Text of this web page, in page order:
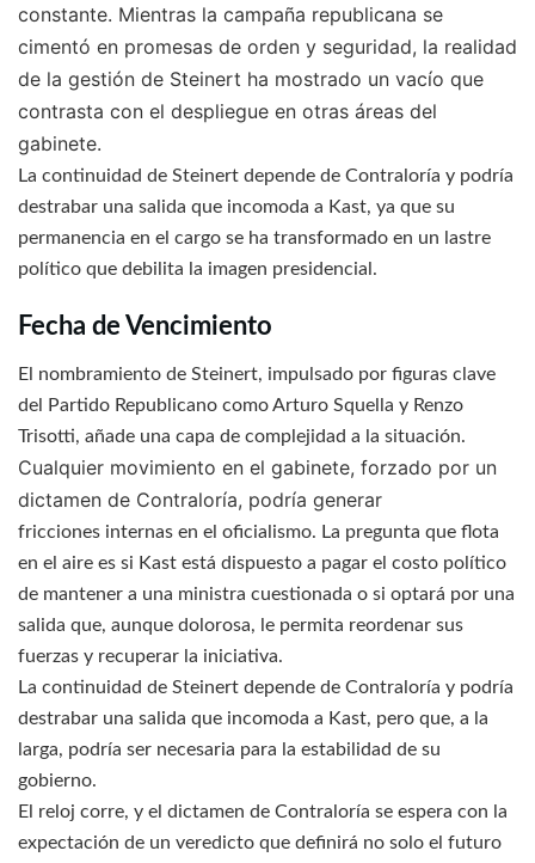
constante. Mientras la campaña republicana se
cimentó en promesas de orden y seguridad, la realidad
de la gestión de Steinert ha mostrado un vacío que
contrasta con el despliegue en otras áreas del
gabinete.
La continuidad de Steinert depende de Contraloría y podría
destrabar una salida que incomoda a Kast, ya que su
permanencia en el cargo se ha transformado en un lastre
político que debilita la imagen presidencial.
Fecha de Vencimiento
El nombramiento de Steinert, impulsado por figuras clave
del Partido Republicano como Arturo Squella y Renzo
Trisotti, añade una capa de complejidad a la situación.
Cualquier movimiento en el gabinete, forzado por un
dictamen de Contraloría, podría generar
fricciones internas en el oficialismo. La pregunta que flota
en el aire es si Kast está dispuesto a pagar el costo político
de mantener a una ministra cuestionada o si optará por una
salida que, aunque dolorosa, le permita reordenar sus
fuerzas y recuperar la iniciativa.
La continuidad de Steinert depende de Contraloría y podría
destrabar una salida que incomoda a Kast, pero que, a la
larga, podría ser necesaria para la estabilidad de su
gobierno.
El reloj corre, y el dictamen de Contraloría se espera con la
expectación de un veredicto que definirá no solo el futuro